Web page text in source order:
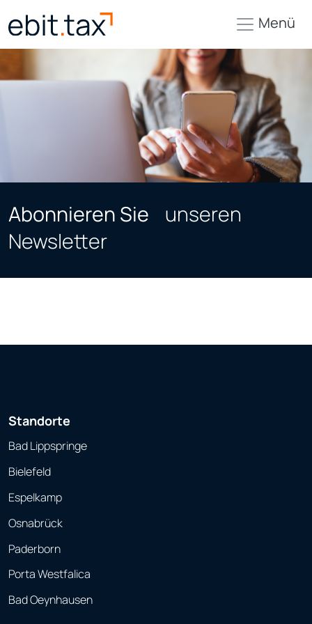
Menü
Abonnieren Sie
unseren
Newsletter
Standorte
Bad Lippspringe
Bielefeld
Espelkamp
Osnabrück
Paderborn
Porta Westfalica
Bad Oeynhausen